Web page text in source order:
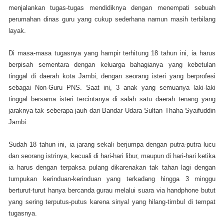
menjalankan tugas-tugas mendidiknya dengan menempati sebuah
perumahan dinas guru yang cukup sederhana namun masih terbilang
layak.
Di masa-masa tugasnya yang hampir terhitung 18 tahun ini, ia harus
berpisah sementara dengan keluarga bahagianya yang kebetulan
tinggal di daerah kota Jambi, dengan seorang isteri yang berprofesi
sebagai Non-Guru PNS. Saat ini, 3 anak yang semuanya laki-laki
tinggal bersama isteri tercintanya di salah satu daerah tenang yang
jaraknya tak seberapa jauh dari Bandar Udara Sultan Thaha Syaifuddin
Jambi.
Sudah 18 tahun ini, ia jarang sekali berjumpa dengan putra-putra lucu
dan seorang istrinya, kecuali di hari-hari libur, maupun di hari-hari ketika
ia harus dengan terpaksa pulang dikarenakan tak tahan lagi dengan
tumpukan kerinduan-kerinduan yang terkadang hingga 3 minggu
berturut-turut hanya bercanda gurau melalui suara via handphone butut
yang sering terputus-putus karena sinyal yang hilang-timbul di tempat
tugasnya.